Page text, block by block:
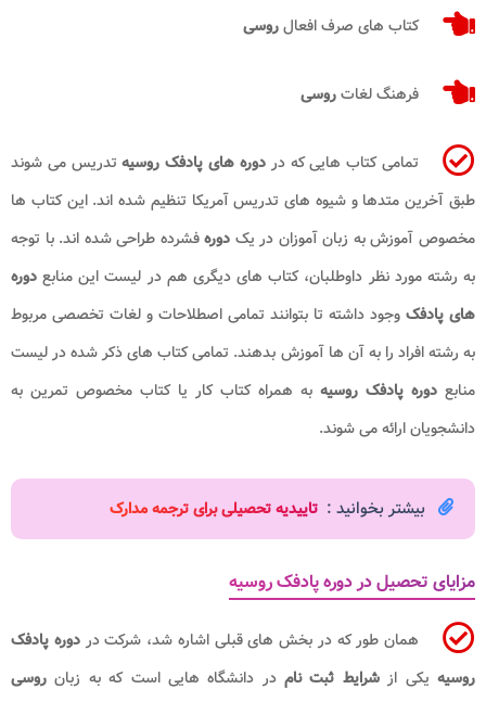
کتاب های صرف افعالروسی
فرهنگ لغاتروسی
تمامی کتاب هایی که دردوره های پادفک روسیهتدریس می شوند
طبق آخرین متدها و شیوه های تدریس آمریکا تنظیم شده اند. این کتاب ها
مخصوص آموزش به زبان آموزان در یک دورهفشرده طراحی شده اند. با توجه
به رشته مورد نظر داوطلبان، کتاب های دیگری هم در لیست این منابعدوره
های پادفک وجود داشته تا بتوانند تمامی اصطلاحات و لغات تخصصی مربوط
به رشته افراد را به آن ها آموزش بدهند. تمامی کتاب های ذکر شده در لیست
منابع دوره پادفک روسیه به همراه کتاب کار یا کتاب مخصوص تمرین به
دانشجویان ارائه می شوند.
بیشتر بخوانید : تاییدیه تحصیلی برای ترجمه مدارک
مزایای تحصیل در دوره پادفک روسیه
همان طور که در بخش های قبلی اشاره شد، شرکت دردوره پادفک
روسیه یکی ازشرایط ثبت نامدر دانشگاه هایی است که به زبان روسی